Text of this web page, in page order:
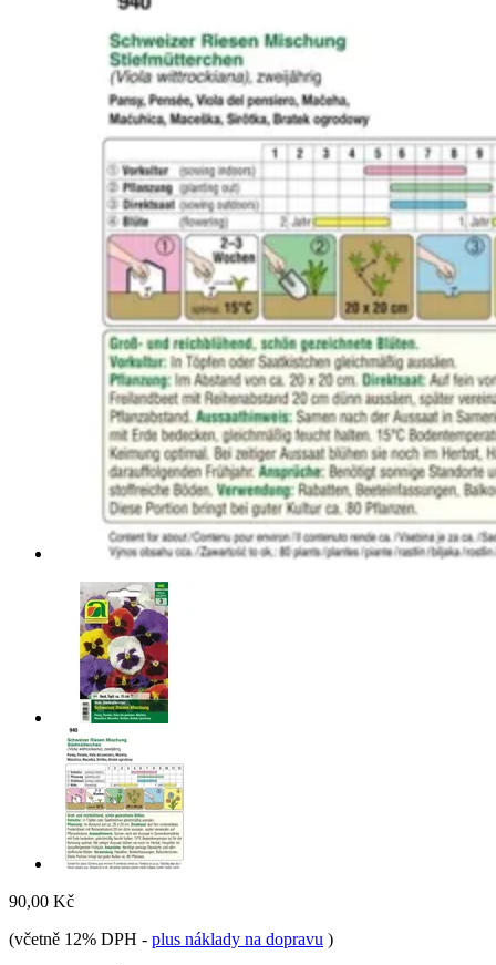
90,00 Kč
(včetně 12% DPH - plus náklady na dopravu )